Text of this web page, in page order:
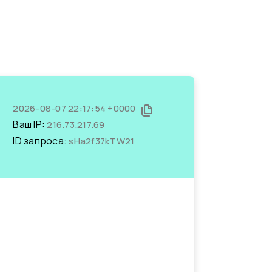
2026-08-07 22:17:54 +0000
Ваш IP:216.73.217.69
ID запроса:sHa2f37kTW21